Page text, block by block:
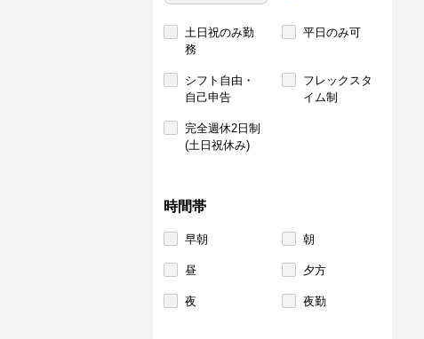
土日祝のみ勤
務
平日のみ可
シフト自由・
自己申告
フレックスタ
イム制
完全週休2日制
(土日祝休み)
時間帯
早朝 朝
昼 夕方
夜 夜勤